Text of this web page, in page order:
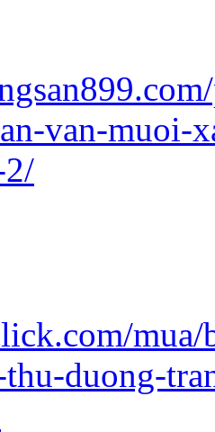
van-muoi-
thu-duong-